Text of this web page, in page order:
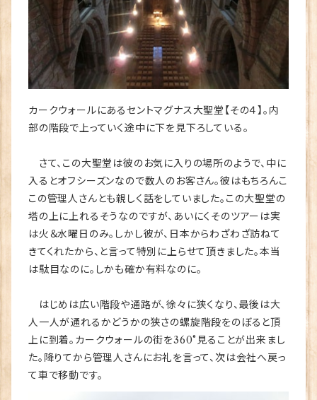
カークウォールにあるセントマグナス大聖堂【その４】。内
部の階段で上っていく途中に下を見下ろしている。
さて、この大聖堂は彼のお気に入りの場所のようで、中に
入るとオフシーズンなので数人のお客さん。彼はもちろんこ
この管理人さんとも親しく話をしていました。この大聖堂の
塔の上に上れるそうなのですが、あいにくそのツアーは実
は火＆水曜日のみ。しかし彼が、日本からわざわざ訪ねて
きてくれたから、と言って特別に上らせて頂きました。本当
は駄目なのに。しかも確か有料なのに。
はじめは広い階段や通路が、徐々に狭くなり、最後は大
人一人が通れるかどうかの狭さの螺旋階段をのぼると頂
上に到着。カークウォールの街を360°見ることが出来まし
た。降りてから管理人さんにお礼を言って、次は会社へ戻っ
て車で移動です。